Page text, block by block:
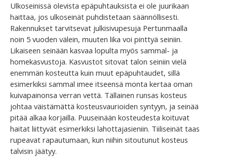
Ulkoseinissä olevista epäpuhtauksista ei ole juurikaan
haittaa, jos ulkoseinät puhdistetaan säännöllisesti.
Rakennukset tarvitsevat julkisivupesuja Pertunmaalla
noin 5 vuoden välein, muuten lika voi pinttyä seiniin.
Likaiseen seinään kasvaa lopulta myös sammal- ja
homekasvustoja. Kasvustot sitovat talon seiniin vielä
enemmän kosteutta kuin muut epäpuhtaudet, sillä
esimerkiksi sammal imee itseensä monta kertaa oman
kuivapainonsa verran vettä. Tällainen runsas kosteus
johtaa väistämättä kosteusvaurioiden syntyyn, ja seinää
pitää alkaa korjailla. Puuseinään kosteudesta koituvat
haitat liittyvät esimerkiksi lahottajasieniin. Tiiliseinät taas
rupeavat rapautumaan, kun niihin sitoutunut kosteus
talvisin jäätyy.